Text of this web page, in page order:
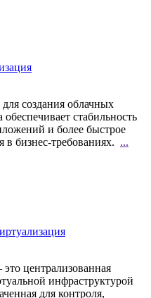
создания облачных
стабильность
и более быстрое
в бизнес-требованиях. ...
централизованная
инфраструктурой
для контроля,